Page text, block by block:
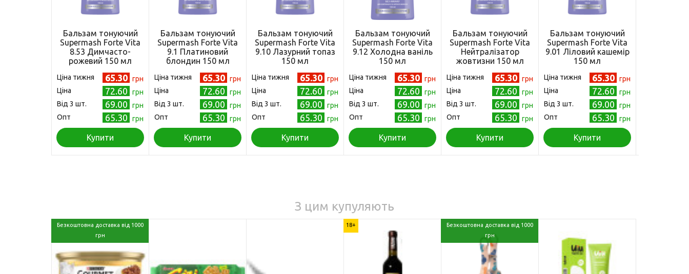
Бальзам тонуючий
Supermash Forte Vita
8.53 Димчасто-
рожевий 150 мл
Ціна тижня 65.30 грн
Ціна
72.60
грн
Від 3 шт.
69.00
грн
Опт
65.30 грн
Купити
Бальзам тонуючий
Supermash Forte Vita
9.1 Платиновий
блондин 150 мл
Ціна тижня 65.30 грн
Ціна
72.60
грн
Від 3 шт.
69.00
грн
Опт
65.30 грн
Купити
Бальзам тонуючий
Supermash Forte Vita
9.10 Лазурний топаз
150 мл
Ціна тижня 65.30 грн
Ціна
72.60
грн
Від 3 шт.
69.00
грн
Опт
65.30 грн
Купити
Бальзам тонуючий
Supermash Forte Vita
9.12 Холодна ваніль
150 мл
Ціна тижня 65.30 грн
Ціна
72.60
грн
Від 3 шт.
69.00
грн
Опт
65.30 грн
Купити
Бальзам тонуючий
Supermash Forte Vita
Нейтралізатор
жовтизни 150 мл
Ціна тижня 65.30 грн
Ціна
72.60
грн
Від 3 шт.
69.00
грн
Опт
65.30 грн
Купити
Бальзам тонуючий
Supermash Forte Vita
9.01 Ліловий кашемір
150 мл
Ціна тижня 65.30 грн
Ціна
72.60
грн
Від 3 шт.
69.00
грн
Опт
65.30 грн
Купити
З цим купуляють
Безкоштовна доставка від 1000
грн
18+
Безкоштовна доставка від 1000
грн